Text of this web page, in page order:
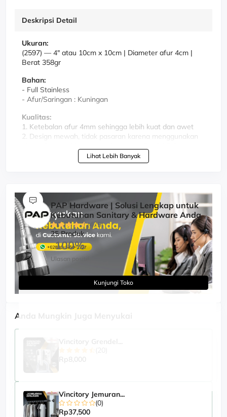
Deskripsi Detail
Ukuran:
(2597) — 4" atau 10cm x 10cm | Diameter afur 4cm |
Berat 358gr
Bahan:
- Full Stainless
- Afur/Saringan : Kuningan
Kualitas:
1. Ketebalan afur 4mm sehingga lebih kuat dan awet
2. Design mewah, tidak pasaran karena menggunakan
3. Include afur kuningan tebal, kuat, dilengkapi seal karet
dan bisa dicopot untuk proses pembersihan
6. Katub otomatis terbuka jika air turun dan jika air tidak
turun maka katub akan kembali tertutup
7. Pemasangan sangat mudah
Lihat Lebih Banyak
Anda Mungkin Juga Menyukai
Rp8,000
Vincitory Jemuran...
(0)
Rp37,500
PAP Hardware | Solusi Lengkap untuk
Kebutuhan Sanitary & Hardware Anda
(479)
25 Produk
100%
Ulasan positif
Kunjungi Toko